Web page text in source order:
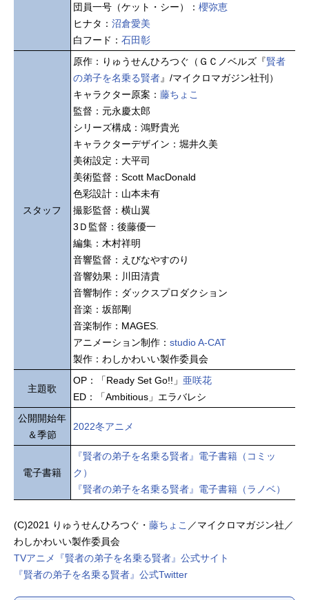
団員一号（ケット・シー）： 櫻弥恵
ヒナタ： 沼倉愛美
白フード： 石田彰
スタッフ
原作：りゅうせんひろつぐ（ＧＣノベルズ『賢者
の弟子を名乗る賢者』/マイクロマガジン社刊）
キャラクター原案： 藤ちょこ
監督：元永慶太郎
シリーズ構成：鴻野貴光
キャラクターデザイン：堀井久美
美術設定：大平司
美術監督：Scott MacDonald
色彩設計：山本未有
撮影監督：横山翼
3Ｄ監督：後藤優一
編集：木村祥明
音響監督：えびなやすのり
音響効果：川田清貴
音響制作：ダックスプロダクション
音楽：坂部剛
音楽制作：MAGES.
アニメーション制作： studio A-CAT
製作：わしかわいい製作委員会
主題歌
OP：「Ready Set Go!!」 亜咲花
ED：「Ambitious」エラバレシ
公開開始年
＆季節
2022冬アニメ
電子書籍
『賢者の弟子を名乗る賢者』電子書籍（コミッ
ク）
『賢者の弟子を名乗る賢者』電子書籍（ラノベ）
(C)2021 りゅうせんひろつぐ・ 藤ちょこ ／マイクロマガジン社／
わしかわいい製作委員会
TVアニメ『賢者の弟子を名乗る賢者』公式サイト
『賢者の弟子を名乗る賢者』公式Twitter